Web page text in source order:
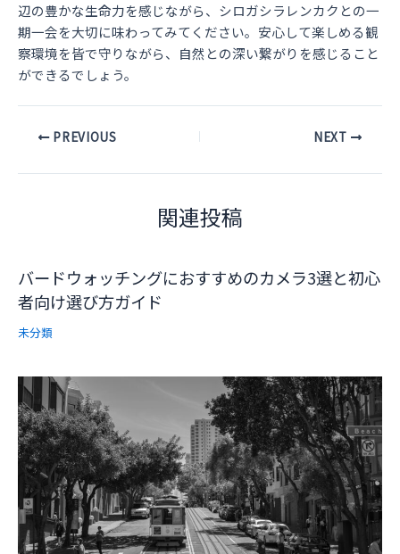
辺の豊かな生命力を感じながら、シロガシラレンカクとの一
期一会を大切に味わってみてください。安心して楽しめる観
察環境を皆で守りながら、自然との深い繋がりを感じること
ができるでしょう。
PostPREVIOUS NEXT
関連投稿
バードウォッチングにおすすめのカメラ3選と初心
者向け選び方ガイド
未分類